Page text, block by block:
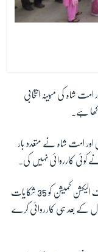
شاہ کی مبینہ انتخابی
ہے۔
اور امت شاہ نے متعدد بار
کوئی کارروائی نہیں کی۔
واضح رہے کہ کانگریس نے وزیر اعظم نریندر مودی کے خلاف الیکشن کمیشن کو 35 شکایات
کے بعد ہی کارروائی کرے